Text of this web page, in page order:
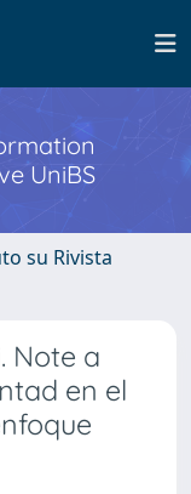
UniBS
su Rivista
Note a
en el